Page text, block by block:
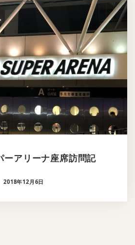
ーアリーナ座席訪問記
2018年12月6日